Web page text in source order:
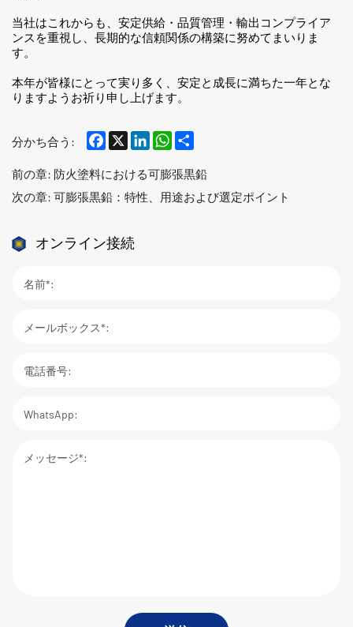
当社はこれからも、安定供給・品質管理・輸出コンプライア
ンスを重視し、長期的な信頼関係の構築に努めてまいりま
す。
本年が皆様にとって実り多く、安定と成長に満ちた一年とな
りますようお祈り申し上げます。
分かち合う: Facebook
X LinkedInWhatsApp
前の章: 防火塗料における可膨張黒鉛
次の章: 可膨張黒鉛：特性、用途および選定ポイント
オンライン接続
名前*:
メールボックス*:
電話番号:
WhatsApp:
メッセージ*: